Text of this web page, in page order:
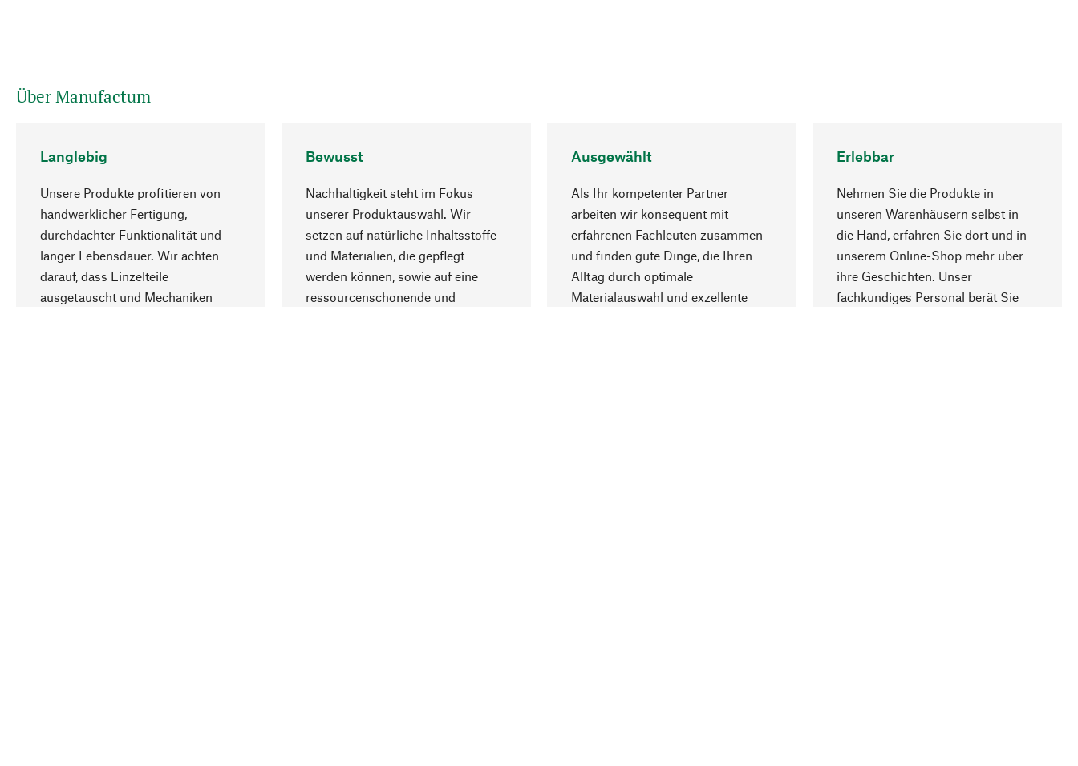
Über Manufactum
Langlebig
Unsere Produkte profitieren von
handwerklicher Fertigung,
durchdachter Funktionalität und
langer Lebensdauer. Wir achten
darauf, dass Einzelteile
ausgetauscht und Mechaniken
Bewusst
Nachhaltigkeit steht im Fokus
unserer Produktauswahl. Wir
setzen auf natürliche Inhaltsstoffe
und Materialien, die gepflegt
werden können, sowie auf eine
ressourcenschonende und
Ausgewählt
Als Ihr kompetenter Partner
arbeiten wir konsequent mit
erfahrenen Fachleuten zusammen
und finden gute Dinge, die Ihren
Alltag durch optimale
Materialauswahl und exzellente
Erlebbar
Nehmen Sie die Produkte in
unseren Warenhäusern selbst in
die Hand, erfahren Sie dort und in
unserem Online-Shop mehr über
ihre Geschichten. Unser
fachkundiges Personal berät Sie